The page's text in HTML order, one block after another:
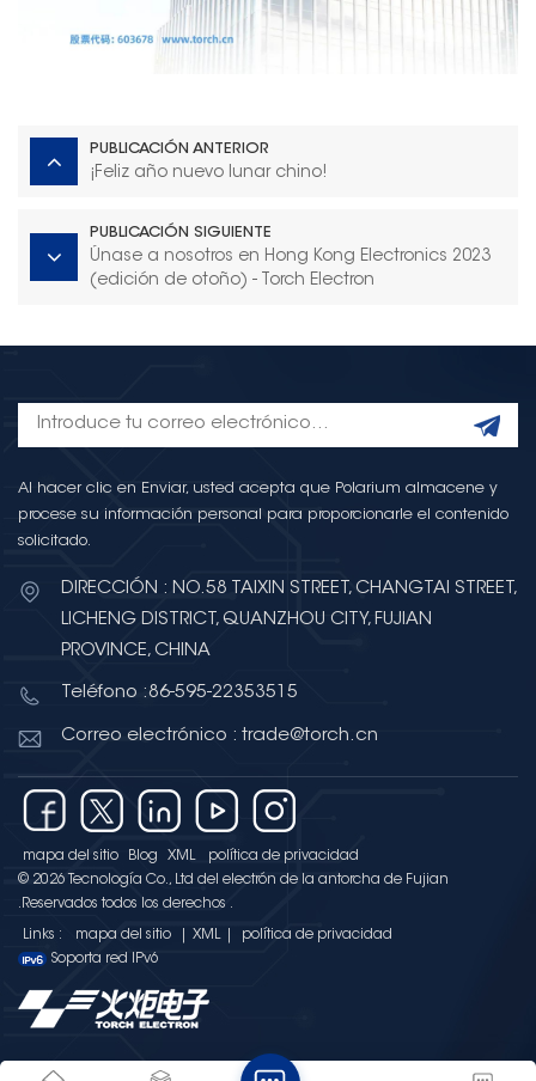
PUBLICACIÓN ANTERIOR
¡Feliz año nuevo lunar chino!
PUBLICACIÓN SIGUIENTE
Únase a nosotros en Hong Kong Electronics 2023
(edición de otoño) - Torch Electron
Al hacer clic en Enviar, usted acepta que Polarium almacene y
procese su información personal para proporcionarle el contenido
solicitado.
DIRECCIÓN : NO.58 TAIXIN STREET, CHANGTAI STREET,
LICHENG DISTRICT, QUANZHOU CITY, FUJIAN
PROVINCE, CHINA
Teléfono :86-595-22353515
Correo electrónico : trade@torch.cn
mapa del sitio Blog XML
política de privacidad
© 2026 Tecnología Co., Ltd del electrón de la antorcha de Fujian
.Reservados todos los derechos .
Links : mapa del sitio XML
política de privacidad
Soporta red IPv6